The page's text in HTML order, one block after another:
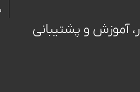
آموزش و پشتیبانی